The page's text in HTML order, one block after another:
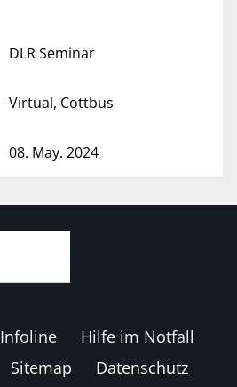
DLR Seminar
Virtual, Cottbus
08. May. 2024
Infoline
Hilfe im Notfall
Sitemap Datenschutz